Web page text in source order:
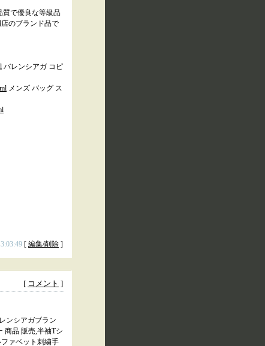
質で優良な等級品
のブランド品で
バレンシアガ コピ
メンズ バッグ ス
[ 編集/削除 ]
[ コメント ]
ンシアガブラン
商品 販売,半袖Tシ
ファベット刺繍手